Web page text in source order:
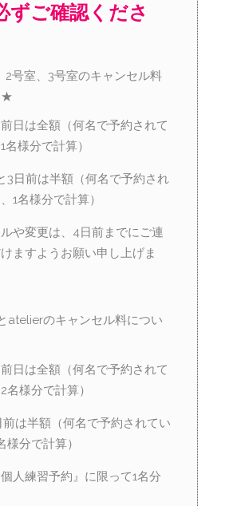
ずご確認くださ
2号室、3号室のキャンセル料
★
前日は全額（何名で予約されて
名様分で計算）
3日前は半額（何名で予約され
1名様分で計算）
や変更は、4日前までにご連
ますようお願い申し上げま
atelierのキャンセル料につい
前日は全額（何名で予約されて
名様分で計算）
前は半額（何名で予約されてい
様分で計算）
人練習予約』に限って1名分